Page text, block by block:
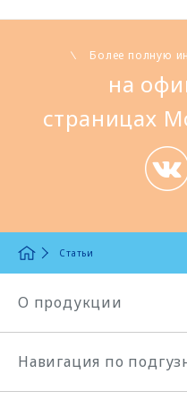
Более полную
на
страницах
Статьи
О продукции
Moony Organic
Навигация по